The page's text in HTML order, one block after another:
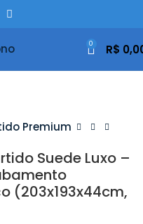
0 R$
Premium
Suede Luxo –
(203x193x44cm,